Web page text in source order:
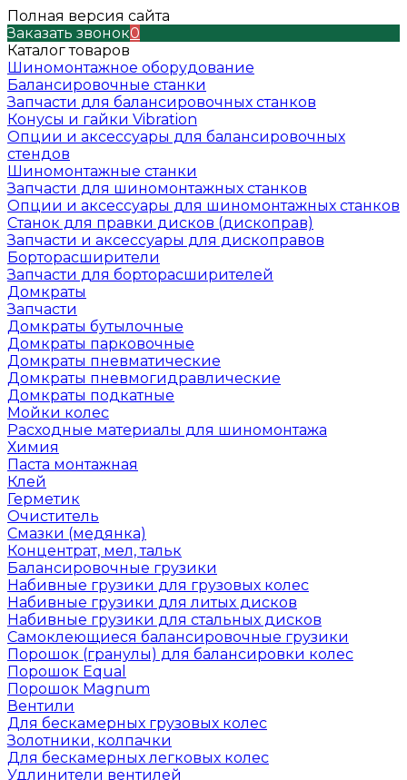
Полная версия сайта
Заказать звонок0
Каталог товаров
Шиномонтажное оборудование
Балансировочные станки
Запчасти для балансировочных станков
Конусы и гайки Vibration
Опции и аксессуары для балансировочных
стендов
Шиномонтажные станки
Запчасти для шиномонтажных станков
Опции и аксессуары для шиномонтажных станков
Станок для правки дисков (дископрав)
Запчасти и аксессуары для дископравов
Борторасширители
Запчасти для борторасширителей
Домкраты
Запчасти
Домкраты бутылочные
Домкраты парковочные
Домкраты пневматические
Домкраты пневмогидравлические
Домкраты подкатные
Мойки колес
Расходные материалы для шиномонтажа
Химия
Паста монтажная
Клей
Герметик
Очиститель
Смазки (медянка)
Концентрат, мел, тальк
Балансировочные грузики
Набивные грузики для грузовых колес
Набивные грузики для литых дисков
Набивные грузики для стальных дисков
Самоклеющиеся балансировочные грузики
Порошок (гранулы) для балансировки колес
Порошок Equal
Порошок Magnum
Вентили
Для бескамерных грузовых колес
Золотники, колпачки
Для бескамерных легковых колес
Удлинители вентилей